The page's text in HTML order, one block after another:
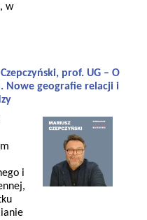
w
prof. UG – O
Nowe geografie relacji i
i